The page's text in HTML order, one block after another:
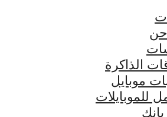
الذاكرة
موبايل
للموبايلات
بانك